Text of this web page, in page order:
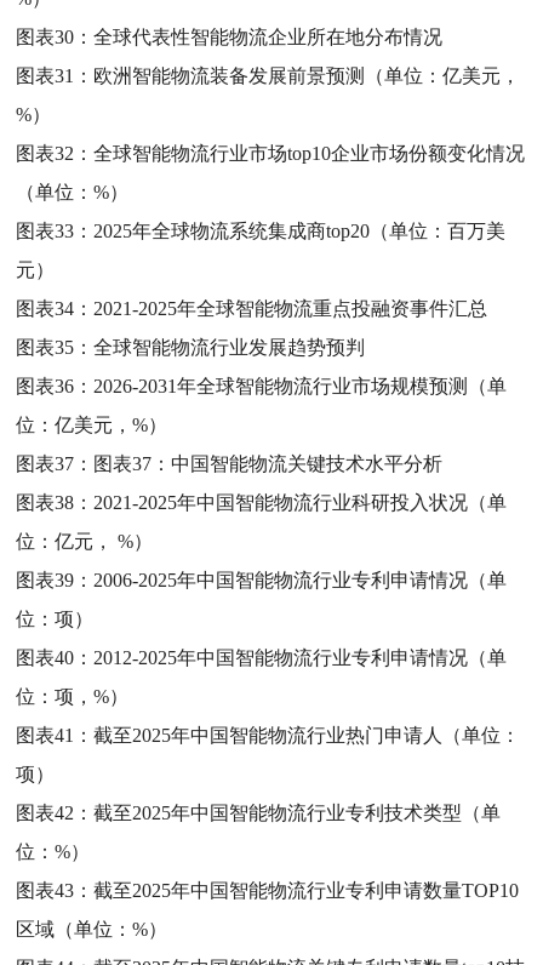
图表30：全球代表性智能物流企业所在地分布情况
图表31： 欧洲智能物流装备发展前景预测（单位：亿美元，
%）
图表32：全球智能物流行业市场top10企业市场份额变化情况
（单位：%）
图表33： 2025年全球物流系统集成商top20（单位：百万美
元）
图表34： 2021-2025年全球智能物流重点投融资事件汇总
图表35：全球智能物流行业发展趋势预判
图表36： 2026-2031年全球智能物流行业市场规模预测（单
位：亿美元，%）
图表37： 图表37：中国智能物流关键技术水平分析
图表38： 2021-2025年中国智能物流行业科研投入状况（单
位：亿元， %）
图表39： 2006-2025年中国智能物流行业专利申请情况（单
位：项）
图表40： 2012-2025年中国智能物流行业专利申请情况（单
位：项，%）
图表41：截至2025年中国智能物流行业热门申请人（单位：
项）
图表42：截至2025年中国智能物流行业专利技术类型（单
位：%）
图表43：截至2025年中国智能物流行业专利申请数量TOP10
区域（单位：%）